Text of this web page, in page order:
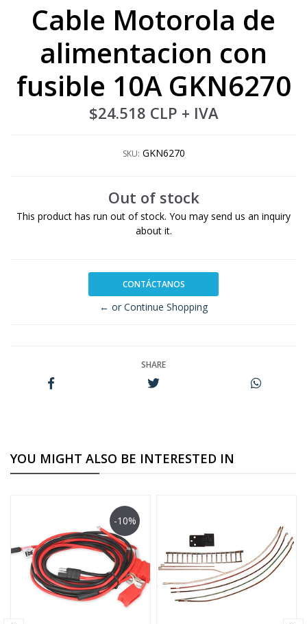
Cable Motorola de
alimentacion con
fusible 10A GKN6270
$24.518 CLP + IVA
SKU: GKN6270
Out of stock
This product has run out of stock. You may send us an inquiry
about it.
CONTÁCTANOS
← or Continue Shopping
SHARE
YOU MIGHT ALSO BE INTERESTED IN
-10%